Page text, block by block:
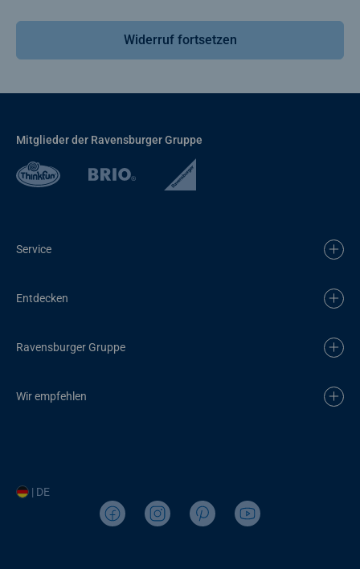
Widerruf fortsetzen
Mitglieder der Ravensburger Gruppe
Service
Entdecken
Ravensburger Gruppe
Wir empfehlen
| DE